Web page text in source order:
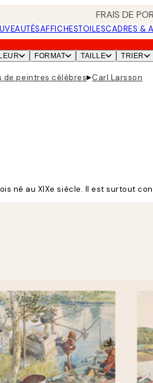
FRAIS DE
AFFICHESTOILESCADRES &
FORMAT TAILLE TRIER
de peintres célèbres▸Carl Larsson
né au XIXe siècle. Il est surtout